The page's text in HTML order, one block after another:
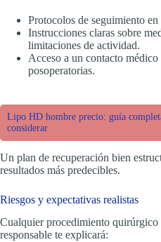
Protocolos de seguimiento
Instrucciones claras sobre
limitaciones de actividad.
Acceso a un contacto
posoperatorias.
Lipo HD hombre precio: guía
considerar
Un plan de recuperación bien
resultados más predecibles.
Riesgos y expectativas realistas
Cualquier procedimiento
responsable te explicará: